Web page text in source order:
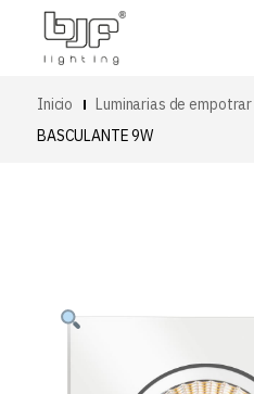
Inicio Luminarias de empotrar
BASCULANTE 9W